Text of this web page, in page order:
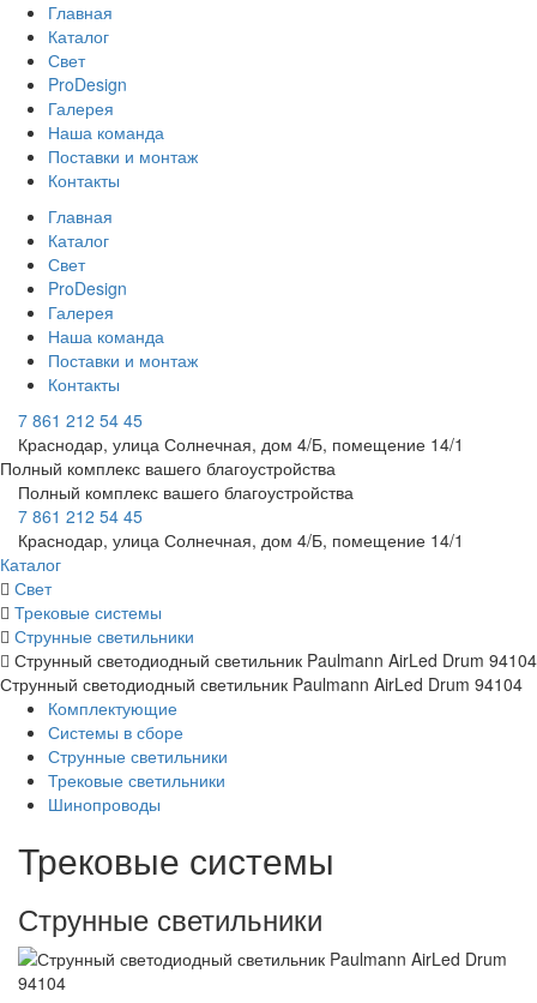
Главная
Каталог
Свет
ProDesign
Галерея
Наша команда
Поставки и монтаж
Контакты
Главная
Каталог
Свет
ProDesign
Галерея
Наша команда
Поставки и монтаж
Контакты
7 861 212 54 45
Краснодар, улица Солнечная, дом 4/Б, помещение 14/1
Полный комплекс вашего благоустройства
Полный комплекс вашего благоустройства
7 861 212 54 45
Краснодар, улица Солнечная, дом 4/Б, помещение 14/1
Каталог
Свет
Трековые системы
Струнные светильники
Струнный светодиодный светильник Paulmann AirLed Drum 94104
Струнный светодиодный светильник Paulmann AirLed Drum 94104
Комплектующие
Системы в сборе
Струнные светильники
Трековые светильники
Шинопроводы
Трековые системы
Струнные светильники